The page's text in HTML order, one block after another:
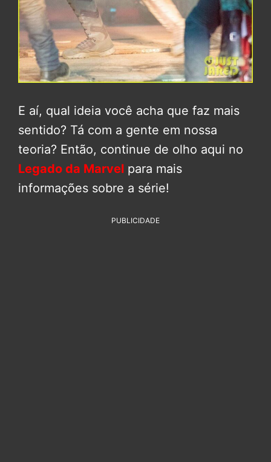
E aí, qual ideia você acha que faz mais
sentido? Tá com a gente em nossa
teoria? Então, continue de olho aqui no
Legado da Marvel para mais
informações sobre a série!
PUBLICIDADE